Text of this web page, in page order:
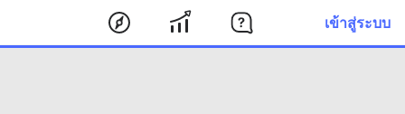
เข้าสู่ระบบ